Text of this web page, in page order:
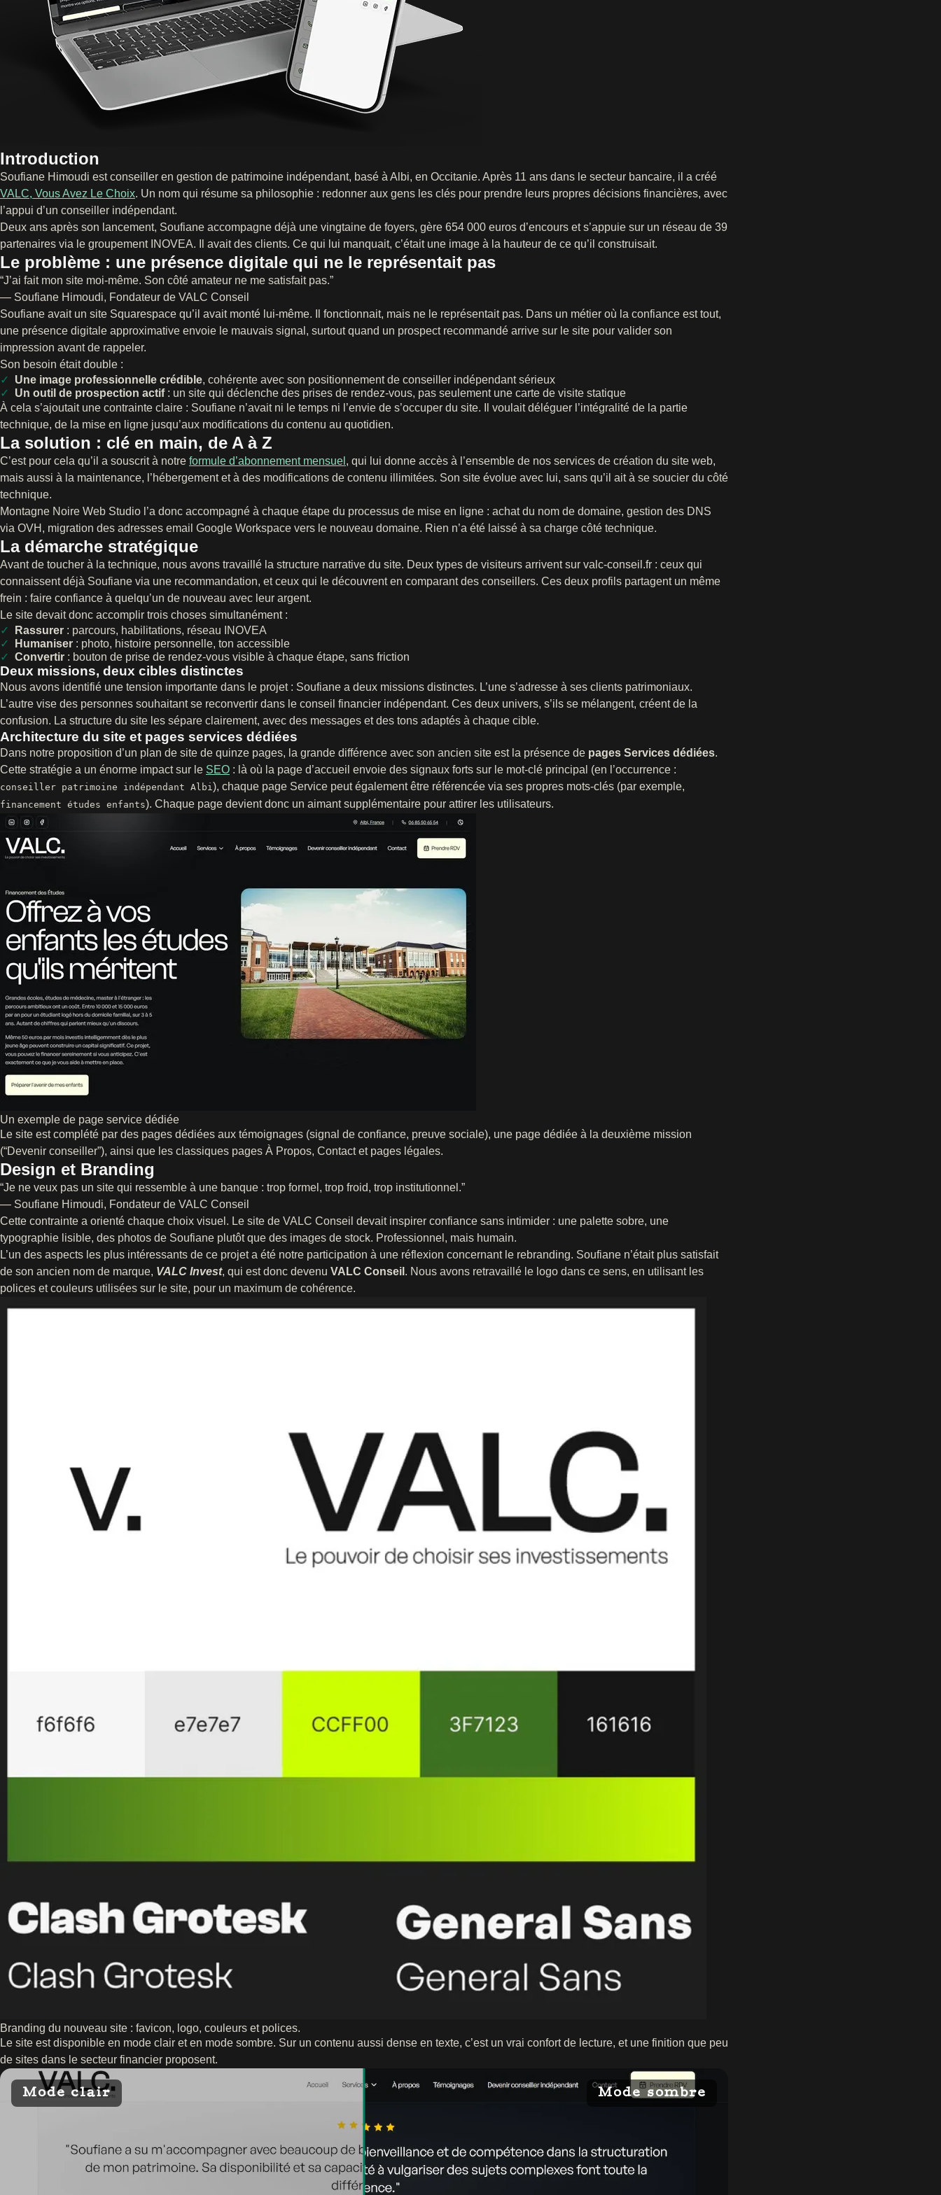
Introduction
Soufiane Himoudi est conseiller en gestion de patrimoine indépendant, basé à Albi, en Occitanie. Après 11 ans dans le secteur bancaire, il a créé
VALC, Vous Avez Le Choix. Un nom qui résume sa philosophie : redonner aux gens les clés pour prendre leurs propres décisions financières, avec
l’appui d’un conseiller indépendant.
Deux ans après son lancement, Soufiane accompagne déjà une vingtaine de foyers, gère 654 000 euros d’encours et s’appuie sur un réseau de 39
partenaires via le groupement INOVEA. Il avait des clients. Ce qui lui manquait, c’était une image à la hauteur de ce qu’il construisait.
Le problème : une présence digitale qui ne le représentait pas
“J’ai fait mon site moi-même. Son côté amateur ne me satisfait pas.”
— Soufiane Himoudi, Fondateur de VALC Conseil
Soufiane avait un site Squarespace qu’il avait monté lui-même. Il fonctionnait, mais ne le représentait pas. Dans un métier où la confiance est tout,
une présence digitale approximative envoie le mauvais signal, surtout quand un prospect recommandé arrive sur le site pour valider son
impression avant de rappeler.
Son besoin était double :
Une image professionnelle crédible, cohérente avec son positionnement de conseiller indépendant sérieux
Un outil de prospection actif: un site qui déclenche des prises de rendez-vous, pas seulement une carte de visite statique
À cela s’ajoutait une contrainte claire : Soufiane n’avait ni le temps ni l’envie de s’occuper du site. Il voulait déléguer l’intégralité de la partie
technique, de la mise en ligne jusqu’aux modifications du contenu au quotidien.
La solution : clé en main, de A à Z
C’est pour cela qu’il a souscrit à notre formule d’abonnement mensuel , qui lui donne accès à l’ensemble de nos services de création du site web,
mais aussi à la maintenance, l’hébergement et à des modifications de contenu illimitées. Son site évolue avec lui, sans qu’il ait à se soucier du côté
technique.
Montagne Noire Web Studio l’a donc accompagné à chaque étape du processus de mise en ligne : achat du nom de domaine, gestion des DNS
via OVH, migration des adresses email Google Workspace vers le nouveau domaine. Rien n’a été laissé à sa charge côté technique.
La démarche stratégique
Avant de toucher à la technique, nous avons travaillé la structure narrative du site. Deux types de visiteurs arrivent sur valc-conseil.fr : ceux qui
connaissent déjà Soufiane via une recommandation, et ceux qui le découvrent en comparant des conseillers. Ces deux profils partagent un même
frein : faire confiance à quelqu’un de nouveau avec leur argent.
Le site devait donc accomplir trois choses simultanément :
Rassurer : parcours, habilitations, réseau INOVEA
Humaniser : photo, histoire personnelle, ton accessible
Convertir : bouton de prise de rendez-vous visible à chaque étape, sans friction
Deux missions, deux cibles distinctes
Nous avons identifié une tension importante dans le projet : Soufiane a deux missions distinctes. L’une s’adresse à ses clients patrimoniaux.
L’autre vise des personnes souhaitant se reconvertir dans le conseil financier indépendant. Ces deux univers, s’ils se mélangent, créent de la
confusion. La structure du site les sépare clairement, avec des messages et des tons adaptés à chaque cible.
Architecture du site et pages services dédiées
Dans notre proposition d’un plan de site de quinze pages, la grande différence avec son ancien site est la présence de pages Services dédiées.
Cette stratégie a un énorme impact sur le SEO : là où la page d’accueil envoie des signaux forts sur le mot-clé principal (en l’occurrence :
conseiller patrimoine indépendant Albi ), chaque page Service peut également être référencée via ses propres mots-clés (par exemple,
financement études enfants). Chaque page devient donc un aimant supplémentaire pour attirer les utilisateurs.
Un exemple de page service dédiée
Le site est complété par des pages dédiées aux témoignages (signal de confiance, preuve sociale), une page dédiée à la deuxième mission
(“Devenir conseiller”), ainsi que les classiques pages À Propos, Contact et pages légales.
Design et Branding
“Je ne veux pas un site qui ressemble à une banque : trop formel, trop froid, trop institutionnel.”
— Soufiane Himoudi, Fondateur de VALC Conseil
Cette contrainte a orienté chaque choix visuel. Le site de VALC Conseil devait inspirer confiance sans intimider : une palette sobre, une
typographie lisible, des photos de Soufiane plutôt que des images de stock. Professionnel, mais humain.
L’un des aspects les plus intéressants de ce projet a été notre participation à une réflexion concernant le rebranding. Soufiane n’était plus satisfait
de son ancien nom de marque, VALC Invest, qui est donc devenu VALC Conseil . Nous avons retravaillé le logo dans ce sens, en utilisant les
polices et couleurs utilisées sur le site, pour un maximum de cohérence.
Branding du nouveau site : favicon, logo, couleurs et polices.
Le site est disponible en mode clair et en mode sombre. Sur un contenu aussi dense en texte, c’est un vrai confort de lecture, et une finition que peu
de sites dans le secteur financier proposent.
Mode clair Mode sombre